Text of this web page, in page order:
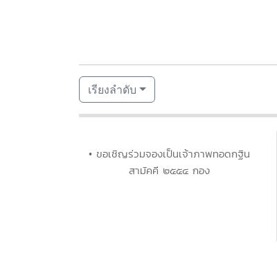
เรียงลำดับ
• ขอเชิญร่วมจองเป็นเจ้าภาพทอดกฐิน
สามัคคี ๒๕๕๔ กอง